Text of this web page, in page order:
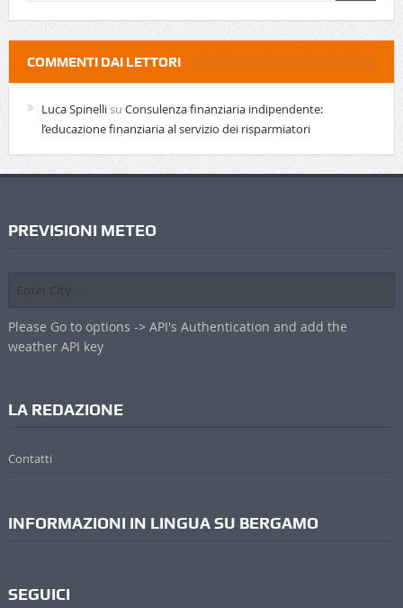
COMMENTI DAI LETTORI
Luca Spinellisu Consulenza finanziaria indipendente:
l’educazione finanziaria al servizio dei risparmiatori
PREVISIONI METEO
Please Go to options -> API's Authentication and add the
weather API key
LA REDAZIONE
Contatti
INFORMAZIONI IN LINGUA SU BERGAMO
SEGUICI